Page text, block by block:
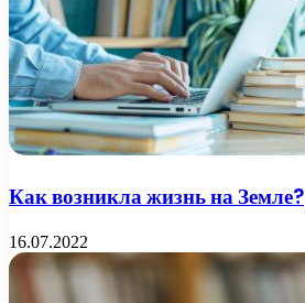
Как возникла жизнь на Земле?
16.07.2022